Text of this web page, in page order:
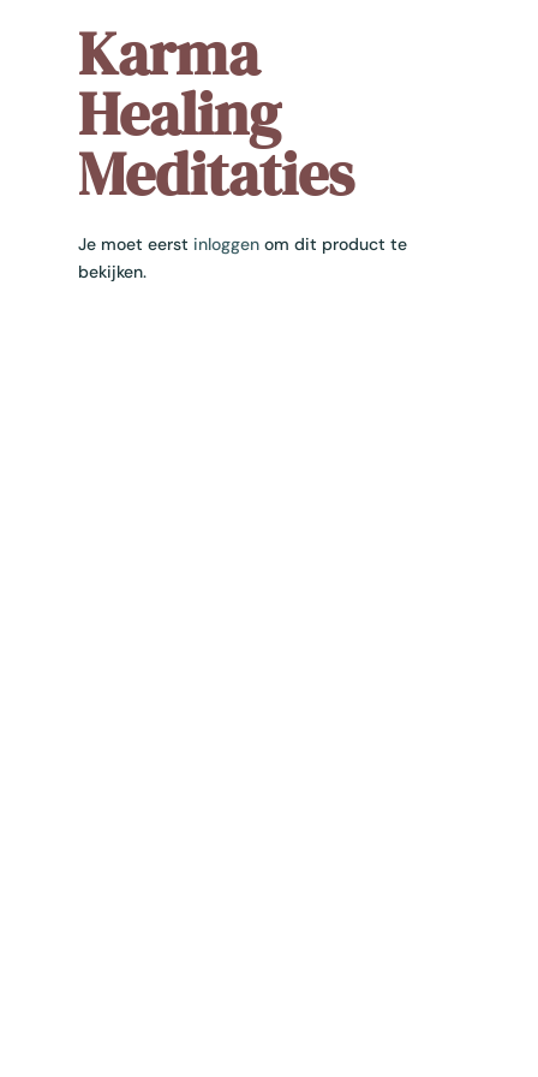
Karma
Healing
Meditaties
Je moet eerst inloggenom dit product te
bekijken.